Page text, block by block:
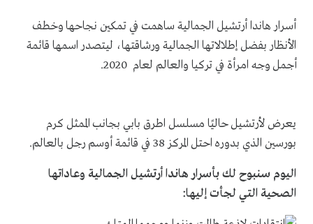
أسرار هاندا أرتشيل الجمالية ساهمت في تمكين نجاحها وخطف
الأنظار بفضل إطلالاتها الجمالية ورشاقتها، ليتصدر اسمها قائمة
أجمل وجه امرأة في تركيا والعالم لعام 2020.
يعرض لأرتشيل حاليًا مسلسل اطرق بابي بجانب الممثل كرم
بورسين الذي بدوره احتل المركز 38 في قائمة أوسم رجل بالعالم.
اليوم سنبوح لك بأسرار هاندا أرتشيل الجمالية وعاداتها
الصحية التي لجأت إليها: